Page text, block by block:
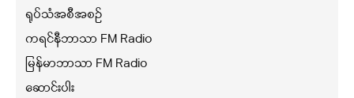
ရုပ်သံအစီအစဉ်
ကရင်နီဘာသာ FM Radio
မြန်မာဘာသာ FM Radio
ဆောင်းပါး